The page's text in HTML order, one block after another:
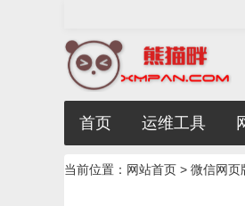
首页 运维工具
当前位置： 网站首页 > 微信网页